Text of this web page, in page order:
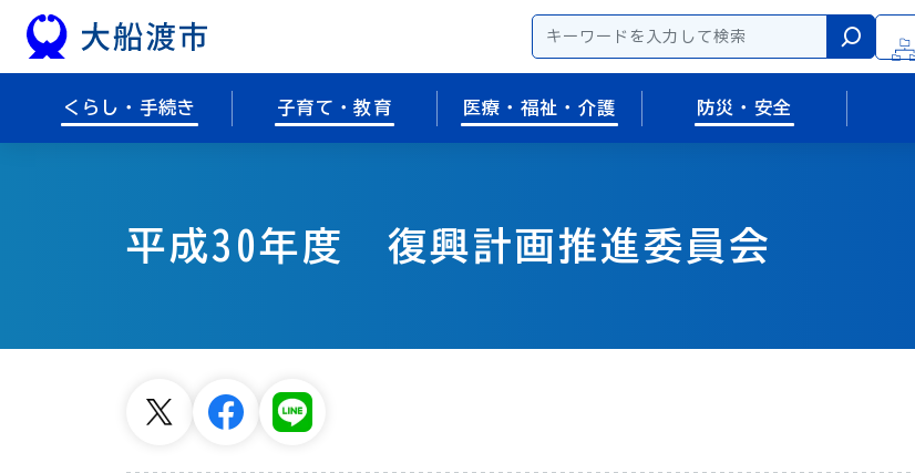
本文へスキップ
検索
くらし・手続き 子育て・教育 医療・福祉・介護 防災・安全
平成30年度 復興計画推進委員会